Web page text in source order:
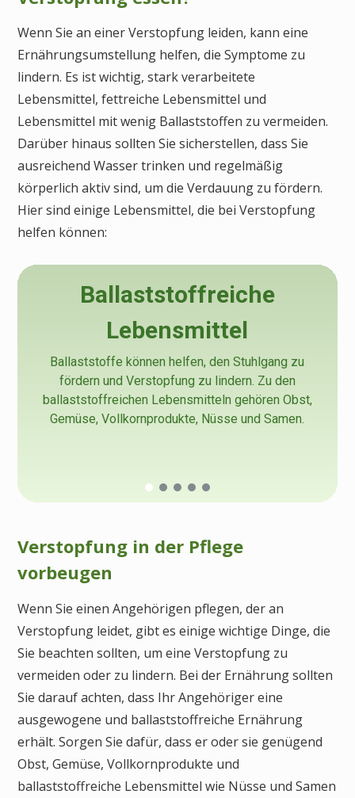
Wenn Sie an einer Verstopfung leiden, kann eine
Ernährungsumstellung helfen, die Symptome zu
lindern. Es ist wichtig, stark verarbeitete
Lebensmittel, fettreiche Lebensmittel und
Lebensmittel mit wenig Ballaststoffen zu vermeiden.
Darüber hinaus sollten Sie sicherstellen, dass Sie
ausreichend Wasser trinken und regelmäßig
körperlich aktiv sind, um die Verdauung zu fördern.
Hier sind einige Lebensmittel, die bei Verstopfung
helfen können:
Ballaststoffreiche
Lebensmittel
Ballaststoffe können helfen, den Stuhlgang zu
fördern und Verstopfung zu lindern. Zu den
ballaststoffreichen Lebensmitteln gehören Obst,
Gemüse, Vollkornprodukte, Nüsse und Samen.
Verstopfung in der Pflege
vorbeugen
Wenn Sie einen Angehörigen pflegen, der an
Verstopfung leidet, gibt es einige wichtige Dinge, die
Sie beachten sollten, um eine Verstopfung zu
vermeiden oder zu lindern. Bei der Ernährung sollten
Sie darauf achten, dass Ihr Angehöriger eine
ausgewogene und ballaststoffreiche Ernährung
erhält. Sorgen Sie dafür, dass er oder sie genügend
Obst, Gemüse, Vollkornprodukte und
ballaststoffreiche Lebensmittel wie Nüsse und Samen